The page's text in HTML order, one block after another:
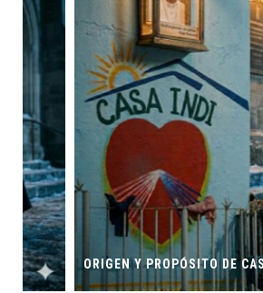
ORIGEN Y PROPÓSITO DE CASA INDI